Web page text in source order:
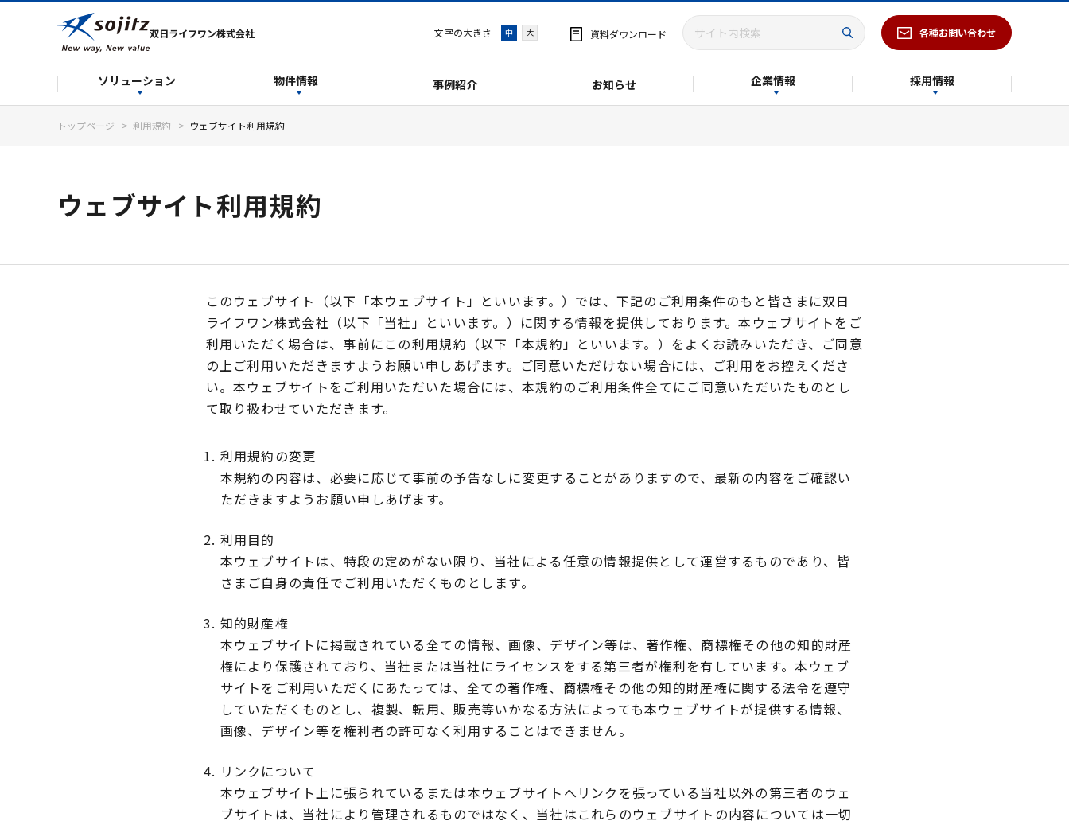
双日ライフワン株式会社 文字の大きさ 中 大 資料ダウンロード 各種お問い合わせ
ソリューション 物件情報 事例紹介 お知らせ 企業情報 採用情報
トップページ 利用規約 ウェブサイト利用規約
ウェブサイト利用規約
このウェブサイト（以下「本ウェブサイト」といいます。）では、下記のご利用条件のもと皆さまに双日
ライフワン株式会社（以下「当社」といいます。）に関する情報を提供しております。本ウェブサイトをご
利用いただく場合は、事前にこの利用規約（以下「本規約」といいます。）をよくお読みいただき、ご同意
の上ご利用いただきますようお願い申しあげます。ご同意いただけない場合には、ご利用をお控えくださ
い。本ウェブサイトをご利用いただいた場合には、本規約のご利用条件全てにご同意いただいたものとし
て取り扱わせていただきます。
利用規約の変更
本規約の内容は、必要に応じて事前の予告なしに変更することがありますので、最新の内容をご確認い
ただきますようお願い申しあげます。
利用目的
本ウェブサイトは、特段の定めがない限り、当社による任意の情報提供として運営するものであり、皆
さまご自身の責任でご利用いただくものとします。
知的財産権
本ウェブサイトに掲載されている全ての情報、画像、デザイン等は、著作権、商標権その他の知的財産
権により保護されており、当社または当社にライセンスをする第三者が権利を有しています。本ウェブ
サイトをご利用いただくにあたっては、全ての著作権、商標権その他の知的財産権に関する法令を遵守
していただくものとし、複製、転用、販売等いかなる方法によっても本ウェブサイトが提供する情報、
画像、デザイン等を権利者の許可なく利用することはできません。
リンクについて
本ウェブサイト上に張られているまたは本ウェブサイトへリンクを張っている当社以外の第三者のウェ
ブサイトは、当社により管理されるものではなく、当社はこれらのウェブサイトの内容については一切